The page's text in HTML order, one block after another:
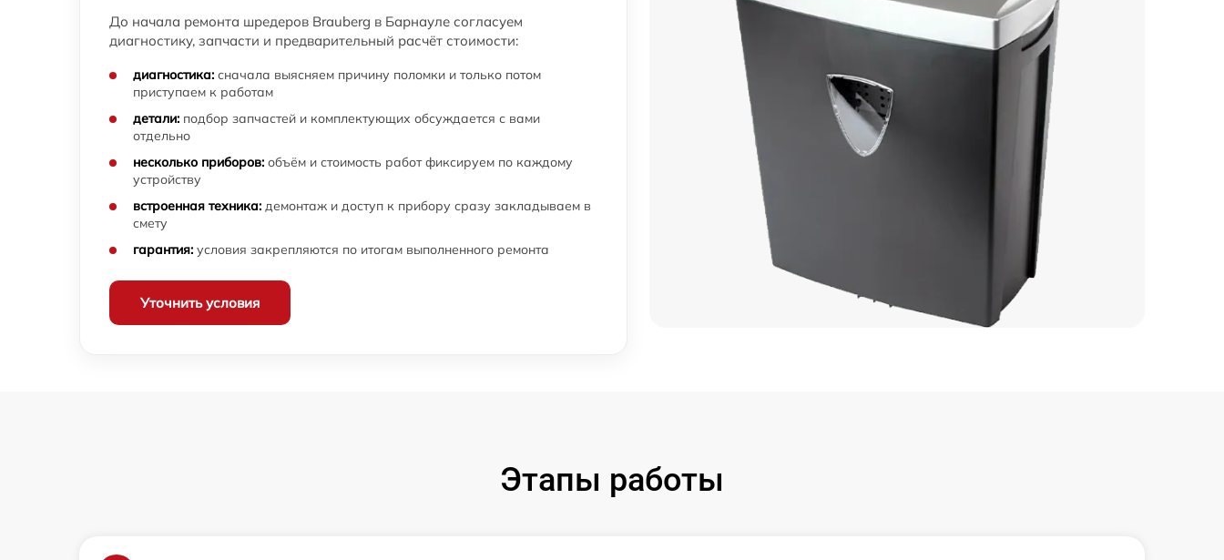
До начала ремонта шредеров Brauberg в Барнауле согласуем
диагностику, запчасти и предварительный расчёт стоимости:
диагностика: сначала выясняем причину поломки и только потом
приступаем к работам
детали: подбор запчастей и комплектующих обсуждается с вами
отдельно
несколько приборов: объём и стоимость работ фиксируем по каждому
устройству
встроенная техника: демонтаж и доступ к прибору сразу закладываем в
смету
гарантия: условия закрепляются по итогам выполненного ремонта
Уточнить условия
Этапы работы